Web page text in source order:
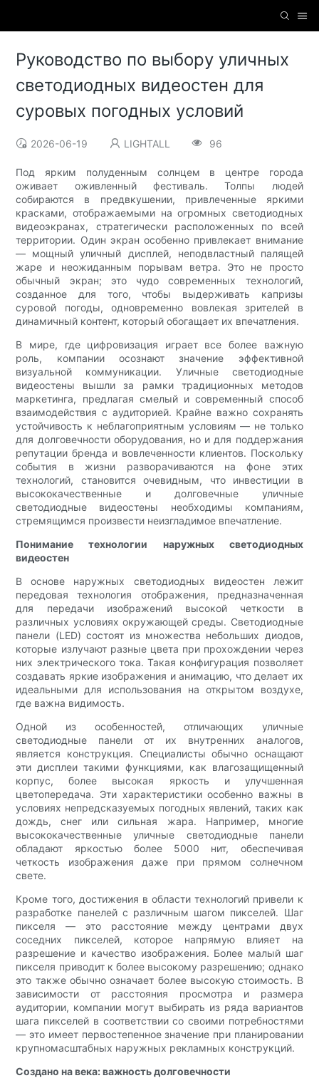
Руководство по выбору уличных
светодиодных видеостен для
суровых погодных условий
2026-06-19 LIGHTALL 96
Под ярким полуденным солнцем в центре города
оживает оживленный фестиваль. Толпы людей
собираются в предвкушении, привлеченные яркими
красками, отображаемыми на огромных светодиодных
видеоэкранах, стратегически расположенных по всей
территории. Один экран особенно привлекает внимание
— мощный уличный дисплей, неподвластный палящей
жаре и неожиданным порывам ветра. Это не просто
обычный экран; это чудо современных технологий,
созданное для того, чтобы выдерживать капризы
суровой погоды, одновременно вовлекая зрителей в
динамичный контент, который обогащает их впечатления.
В мире, где цифровизация играет все более важную
роль, компании осознают значение эффективной
визуальной коммуникации. Уличные светодиодные
видеостены вышли за рамки традиционных методов
маркетинга, предлагая смелый и современный способ
взаимодействия с аудиторией. Крайне важно сохранять
устойчивость к неблагоприятным условиям — не только
для долговечности оборудования, но и для поддержания
репутации бренда и вовлеченности клиентов. Поскольку
события в жизни разворачиваются на фоне этих
технологий, становится очевидным, что инвестиции в
высококачественные и долговечные уличные
светодиодные видеостены необходимы компаниям,
стремящимся произвести неизгладимое впечатление.
Понимание технологии наружных светодиодных
видеостен
В основе наружных светодиодных видеостен лежит
передовая технология отображения, предназначенная
для передачи изображений высокой четкости в
различных условиях окружающей среды. Светодиодные
панели (LED) состоят из множества небольших диодов,
которые излучают разные цвета при прохождении через
них электрического тока. Такая конфигурация позволяет
создавать яркие изображения и анимацию, что делает их
идеальными для использования на открытом воздухе,
где важна видимость.
Одной из особенностей, отличающих уличные
светодиодные панели от их внутренних аналогов,
является конструкция. Специалисты обычно оснащают
эти дисплеи такими функциями, как влагозащищенный
корпус, более высокая яркость и улучшенная
цветопередача. Эти характеристики особенно важны в
условиях непредсказуемых погодных явлений, таких как
дождь, снег или сильная жара. Например, многие
высококачественные уличные светодиодные панели
обладают яркостью более 5000 нит, обеспечивая
четкость изображения даже при прямом солнечном
свете.
Кроме того, достижения в области технологий привели к
разработке панелей с различным шагом пикселей. Шаг
пикселя — это расстояние между центрами двух
соседних пикселей, которое напрямую влияет на
разрешение и качество изображения. Более малый шаг
пикселя приводит к более высокому разрешению; однако
это также обычно означает более высокую стоимость. В
зависимости от расстояния просмотра и размера
аудитории, компании могут выбирать из ряда вариантов
шага пикселей в соответствии со своими потребностями
— это имеет первостепенное значение при планировании
крупномасштабных наружных рекламных конструкций.
Создано на века: важность долговечности